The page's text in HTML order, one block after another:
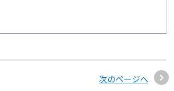
次のページへ